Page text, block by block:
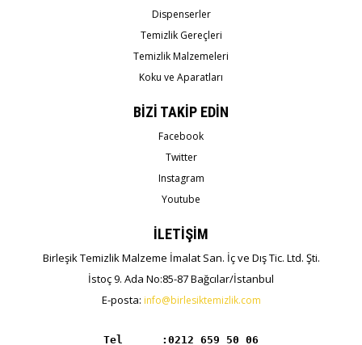
Dispenserler
Temizlik Gereçleri
Temizlik Malzemeleri
Koku ve Aparatları
BİZİ TAKİP EDİN
Facebook
Twitter
Instagram
Youtube
İLETİŞİM
Birleşik Temizlik Malzeme İmalat San. İç ve Dış Tic. Ltd. Şti.
İstoç 9. Ada No:85-87 Bağcılar/İstanbul
E-posta: info@birlesiktemizlik.com
Tel      :